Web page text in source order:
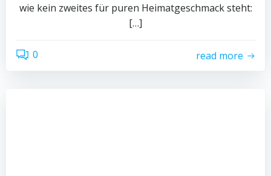
wie kein zweites für puren Heimatgeschmack steht:
[…]
0 read more